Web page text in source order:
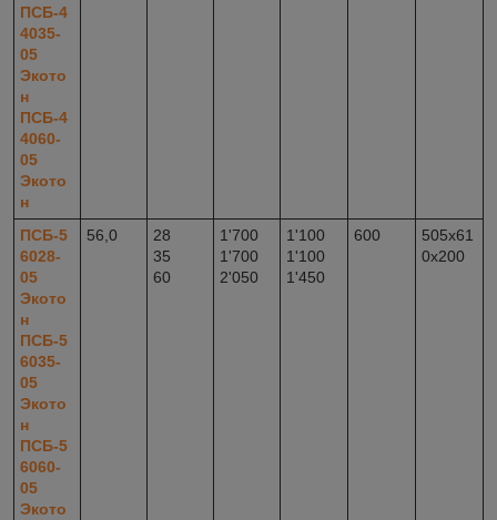
ПСБ-4
4035-
05
Экото
н
ПСБ-4
4060-
05
Экото
н
ПСБ-5
6028-
05
Экото
н
ПСБ-5
6035-
05
Экото
н
ПСБ-5
6060-
05
Экото
56,0
28
35
60
1'700
1'700
2'050
1'100
1'100
1'450
600
505x61
0x200